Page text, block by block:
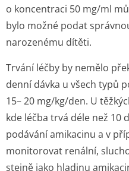
o koncentraci 50 mg/ml
bylo možné podat
narozenému dítěti.
Trvání léčby by nemělo
denní dávka u všech typů
15– 20 mg/kg/den. U
kde léčba trvá déle než 10
podávání amikacinu a v
monitorovat renální,
stejně jako hladinu